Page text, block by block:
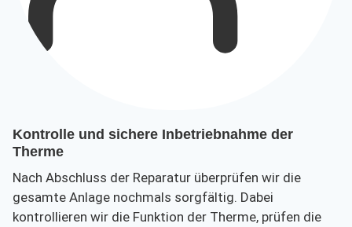
Kontrolle und sichere Inbetriebnahme der
Therme
Nach Abschluss der Reparatur überprüfen wir die
gesamte Anlage nochmals sorgfältig. Dabei
kontrollieren wir die Funktion der Therme, prüfen die